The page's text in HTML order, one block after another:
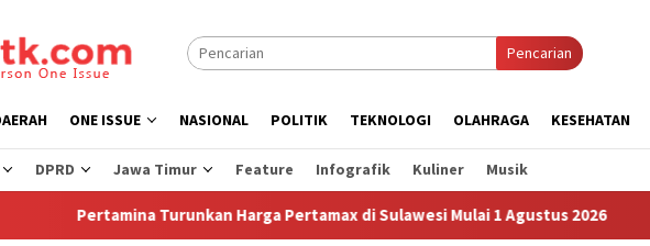
Pencarian
ONE ISSUE NASIONAL POLITIK TEKNOLOGI OLAHRAGA KESEHATAN
DPRD Jawa Timur Feature Infografik Kuliner Musik
Turunkan Harga Pertamax di Sulawesi Mulai 1 Agustus 2026 Sudah